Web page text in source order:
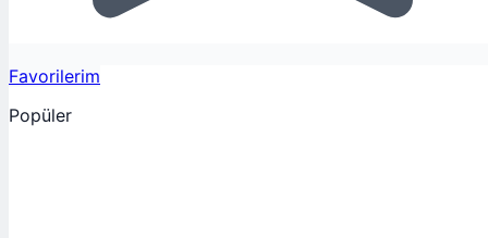
Favorilerim
Popüler